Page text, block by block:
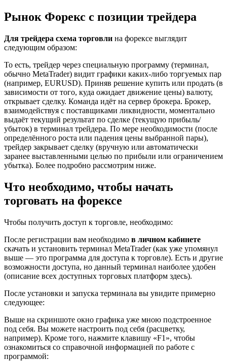
Рынок Форекс с позиции трейдера
Для трейдера схема торговли на форексе выглядит
следующим образом:
То есть, трейдер через специальную программу (терминал,
обычно MetaTrader) видит графики каких-либо торгуемых пар
(например, EURUSD). Приняв решение купить или продать (в
зависимости от того, куда ожидает движение цены) валюту,
открывает сделку. Команда идёт на сервер брокера. Брокер,
взаимодействуя с поставщиками ликвидности, моментально
выдаёт текущий результат по сделке (текущую прибыль/
убыток) в терминал трейдера. По мере необходимости (после
определённого роста или падения цены выбранной пары),
трейдер закрывает сделку (вручную или автоматически
заранее выставленными целью по прибыли или ограничением
убытка). Более подробно рассмотрим ниже.
Что необходимо, чтобы начать
торговать на форексе
Чтобы получить доступ к торговле, необходимо:
После регистрации вам необходимо в личном кабинете
скачать и установить терминал MetaTrader (как уже упомянул
выше — это программа для доступа к торговле). Есть и другие
возможности доступа, но данный терминал наиболее удобен
(описание всех доступных торговых платформ здесь).
После установки и запуска терминала вы увидите примерно
следующее:
Выше на скриншоте окно графика уже мною подстроенное
под себя. Вы можете настроить под себя (расцветку,
например). Кроме того, нажмите клавишу «F1», чтобы
ознакомиться со справочной информацией по работе с
программой: